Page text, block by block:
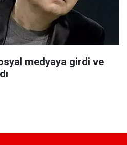
medyaya girdi ve